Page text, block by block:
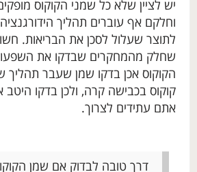
יש לציין שלא כל שמני הקוקוס
וחלקם אף עוברים תהליך
לתוצר שעלול לסכן את הבריאות.
שחלק מהמחקרים שבדקו את
הקוקוס אכן בדקו שמן שעבר תהליך
קוקוס בכבישה קרה, ולכן בדקו היטב
אתם עתידים לצרוך.
דרך טובה לבדוק אם שמן